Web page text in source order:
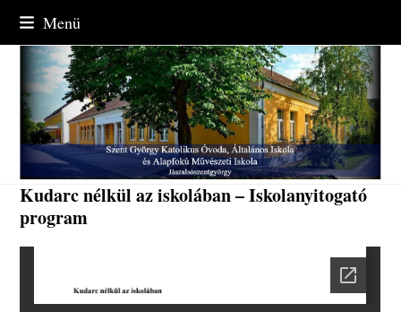
content
Menü
Kudarc nélkül az iskolában – Iskolanyitogató
program